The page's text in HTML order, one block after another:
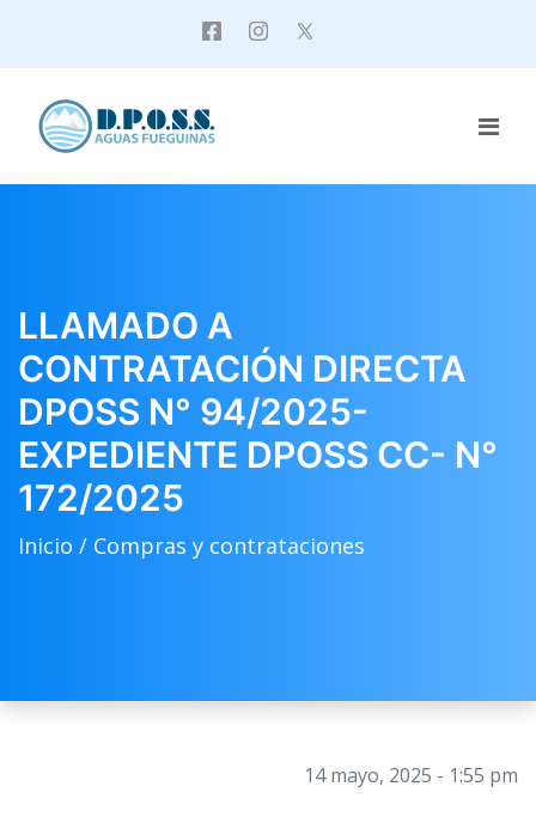
LLAMADO A
CONTRATACIÓN DIRECTA
DPOSS N° 94/2025-
EXPEDIENTE DPOSS CC- N°
172/2025
Inicio / Compras y contrataciones
14 mayo, 2025 - 1:55 pm